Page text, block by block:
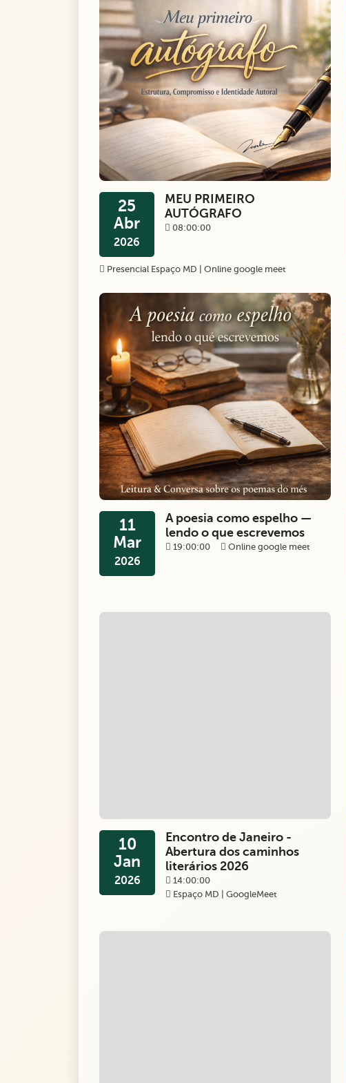
25
Abr
2026
MEU PRIMEIRO
AUTÓGRAFO
08:00:00
Presencial Espaço MD | Online google meet
11
Mar
2026
A poesia como espelho —
lendo o que escrevemos
19:00:00 Online google meet
10
Jan
2026
Encontro de Janeiro -
Abertura dos caminhos
literários 2026
14:00:00
Espaço MD | GoogleMeet